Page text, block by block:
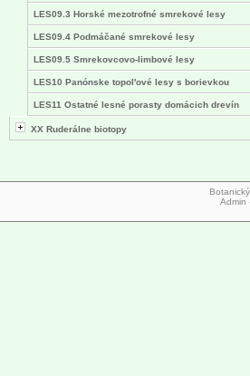
LES09.3 Horské mezotrofné smrekové lesy
LES09.4 Podmáčané smrekové lesy
LES09.5 Smrekovcovo-limbové lesy
LES10 Panónske topol'ové lesy s borievkou
LES11 Ostatné lesné porasty domácich drevín
XX Ruderálne biotopy
Admin